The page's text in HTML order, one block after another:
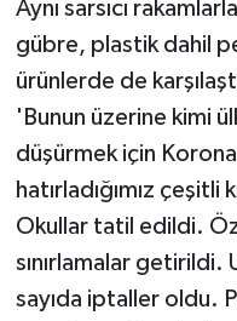
Aynı sarsıcı
gübre, plastik dahil
ürünlerde de
'Bunun üzerine kimi
düşürmek için
hatırladığımız çeşitli
Okullar tatil edildi.
sınırlamalar
sayıda iptaller oldu.